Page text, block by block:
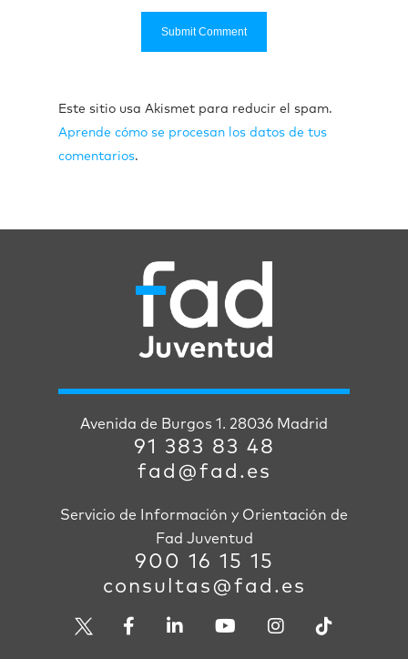
Este sitio usa Akismet para reducir el spam.
Aprende cómo se procesan los datos de tus
comentarios.
Avenida de Burgos 1. 28036 Madrid
91 383 83 48
fad@fad.es
Servicio de Información y Orientación de
Fad Juventud
900 16 15 15
consultas@fad.es